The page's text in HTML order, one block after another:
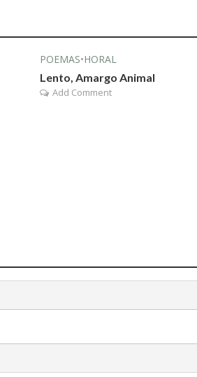
POEMAS•HORAL
Lento, Amargo Animal
Add Comment